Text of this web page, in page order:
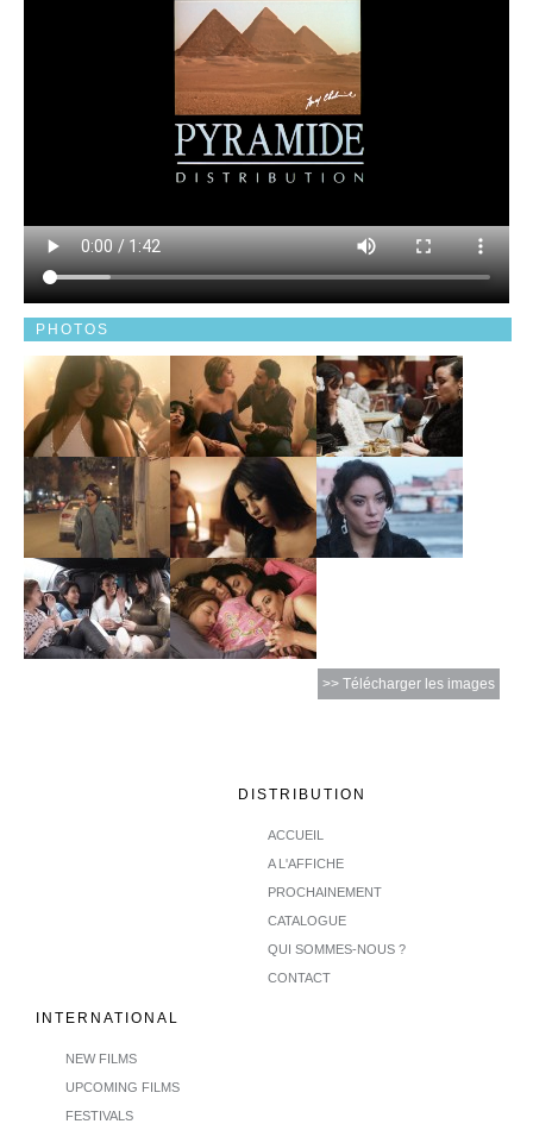
PHOTOS
>> Télécharger les images
DISTRIBUTION
ACCUEIL
A L'AFFICHE
PROCHAINEMENT
CATALOGUE
QUI SOMMES-NOUS ?
CONTACT
INTERNATIONAL
NEW FILMS
UPCOMING FILMS
FESTIVALS